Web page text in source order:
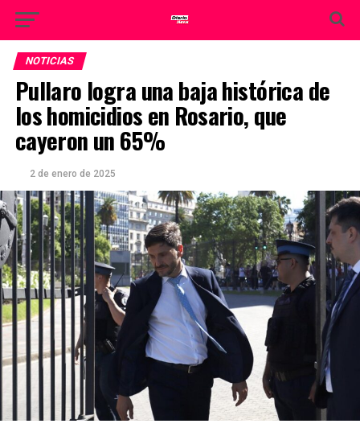
NOTICIAS
Pullaro logra una baja histórica de
los homicidios en Rosario, que
cayeron un 65%
2 de enero de 2025